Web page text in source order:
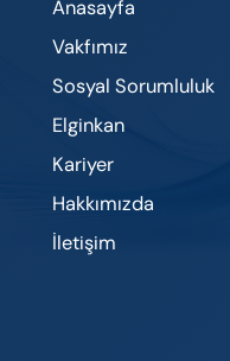
Anasayfa
Vakfımız
Sosyal Sorumluluk
Elginkan
Kariyer
Hakkımızda
İletişim